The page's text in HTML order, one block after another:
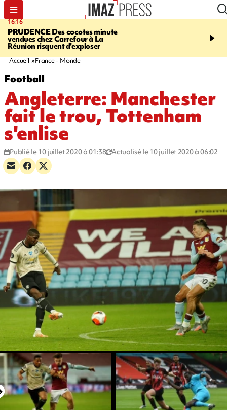
16:16
PRUDENCEDes cocotes minute
vendues chez Carrefour à La
Réunion risquent d'exploser
20:06
l'Asie, mort d'une
Accueil France - Monde
Football
Angleterre: Manchester
fait le trou, Tottenham
s'enlise
Publié le 10 juillet 2020 à 01:38 Actualisé le 10 juillet 2020 à 06:02